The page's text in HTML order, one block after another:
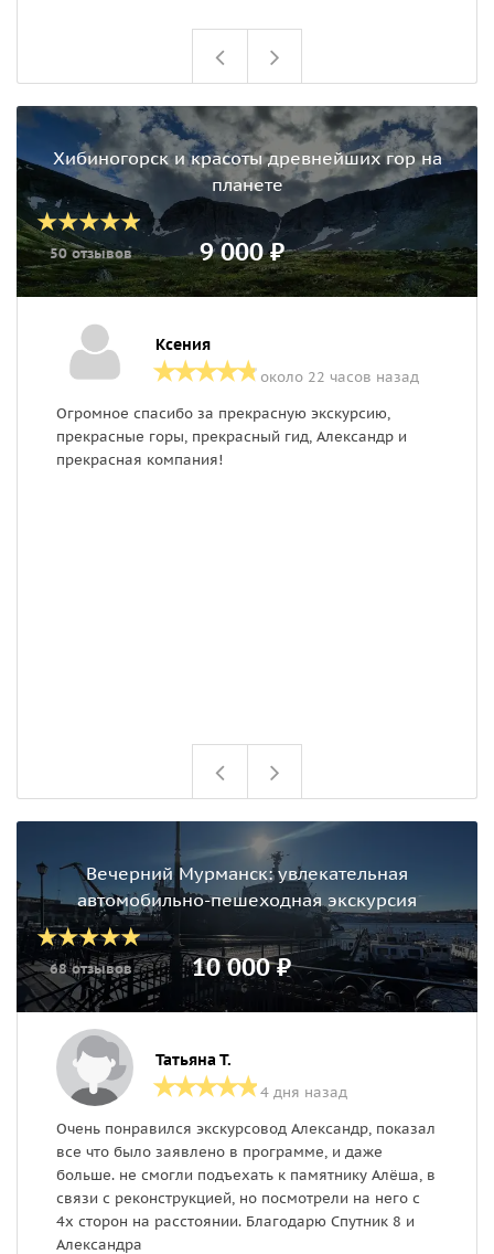
Хибиногорск и красоты древнейших гор на
планете
50 отзывов 9 000 ₽
Ксения
около 22 часов назад
Огромное спасибо за прекрасную экскурсию,
прекрасные горы, прекрасный гид, Александр и
прекрасная компания!
Вечерний Мурманск: увлекательная
автомобильно-пешеходная экскурсия
68 отзывов 10 000 ₽
Татьяна Т.
4 дня назад
Очень понравился экскурсовод Александр, показал
все что было заявлено в программе, и даже
больше. не смогли подъехать к памятнику Алёша, в
связи с реконструкцией, но посмотрели на него с
4х сторон на расстоянии. Благодарю Спутник 8 и
Александра